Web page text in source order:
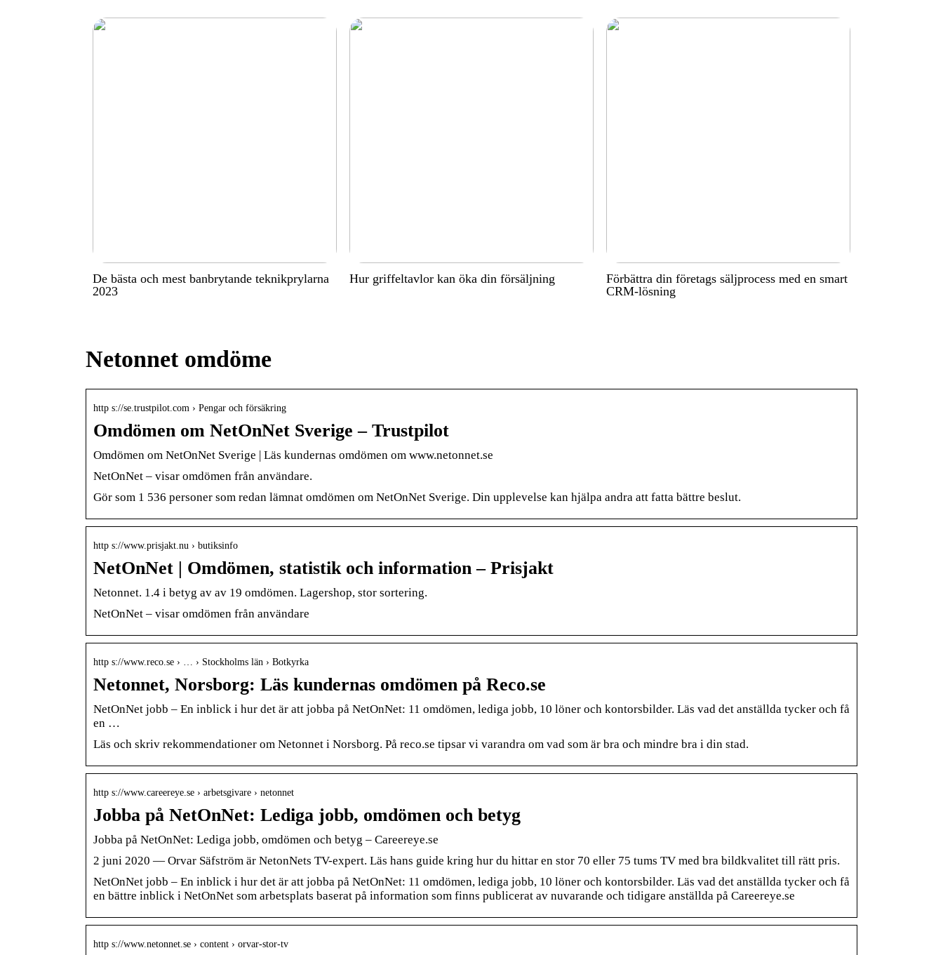
De bästa och mest banbrytande teknikprylarna
2023
Hur griffeltavlor kan öka din försäljning
Förbättra din företags säljprocess med en smart
CRM-lösning
Netonnet omdöme
http s://se.trustpilot.com › Pengar och försäkring
Omdömen om NetOnNet Sverige – Trustpilot
Omdömen om NetOnNet Sverige | Läs kundernas omdömen om www.netonnet.se
NetOnNet – visar omdömen från användare.
Gör som 1 536 personer som redan lämnat omdömen om NetOnNet Sverige. Din upplevelse kan hjälpa andra att fatta bättre beslut.
http s://www.prisjakt.nu › butiksinfo
NetOnNet | Omdömen, statistik och information – Prisjakt
Netonnet. 1.4 i betyg av av 19 omdömen. Lagershop, stor sortering.
NetOnNet – visar omdömen från användare
http s://www.reco.se › … › Stockholms län › Botkyrka
Netonnet, Norsborg: Läs kundernas omdömen på Reco.se
NetOnNet jobb – En inblick i hur det är att jobba på NetOnNet: 11 omdömen, lediga jobb, 10 löner och kontorsbilder. Läs vad det anställda tycker och få
en …
Läs och skriv rekommendationer om Netonnet i Norsborg. På reco.se tipsar vi varandra om vad som är bra och mindre bra i din stad.
http s://www.careereye.se › arbetsgivare › netonnet
Jobba på NetOnNet: Lediga jobb, omdömen och betyg
Jobba på NetOnNet: Lediga jobb, omdömen och betyg – Careereye.se
2 juni 2020 — Orvar Säfström är NetonNets TV-expert. Läs hans guide kring hur du hittar en stor 70 eller 75 tums TV med bra bildkvalitet till rätt pris.
NetOnNet jobb – En inblick i hur det är att jobba på NetOnNet: 11 omdömen, lediga jobb, 10 löner och kontorsbilder. Läs vad det anställda tycker och få
en bättre inblick i NetOnNet som arbetsplats baserat på information som finns publicerat av nuvarande och tidigare anställda på Careereye.se
http s://www.netonnet.se › content › orvar-stor-tv